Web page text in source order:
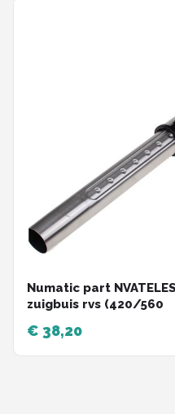
Numatic part
zuigbuis rvs (420/560
€ 38,20